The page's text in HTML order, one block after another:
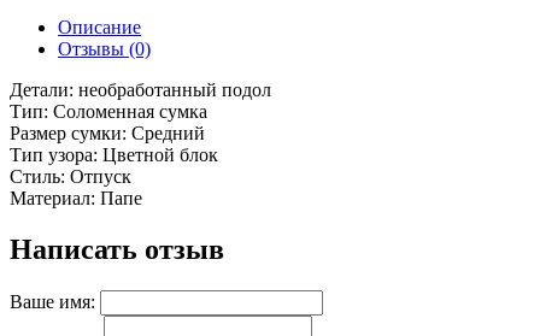
Описание
Отзывы (0)
Детали: необработанный подол
Тип: Соломенная сумка
Размер сумки: Средний
Тип узора: Цветной блок
Стиль: Отпуск
Материал: Папе
Написать отзыв
Ваше имя: